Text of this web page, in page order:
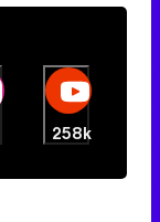
258k